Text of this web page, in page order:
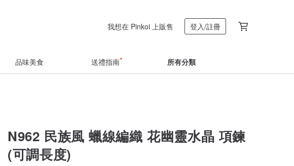
我想在 Pinkoi 上販售 登入/註冊
品味美食 送禮指南 所有分類
N962 民族風 蠟線編織 花幽靈水晶 項鍊
(可調長度)